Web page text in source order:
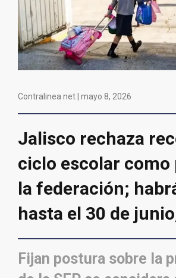
Contralinea net | mayo 8, 2026
Jalisco rechaza
ciclo escolar como
la federación;
hasta el 30 de
Fijan postura sobre la